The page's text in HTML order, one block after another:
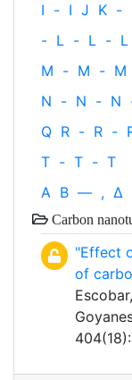
I - I J K -
- L - L - L
M - M - M
N - N - N
Q R - R -
T - T - T
Α Β — , Δ
Carbon
"Effect
of